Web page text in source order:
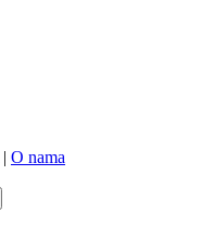
| O nama